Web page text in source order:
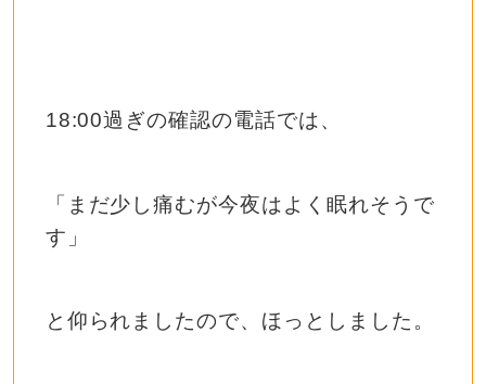
18:00過ぎの確認の電話では、
「まだ少し痛むが今夜はよく眠れそうで
す」
と仰られましたので、ほっとしました。